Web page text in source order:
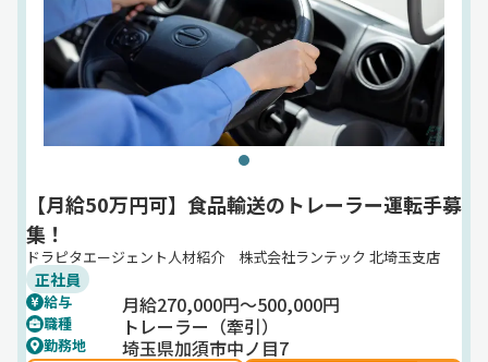
【月給50万円可】食品輸送のトレーラー運転手募
集！
ドラピタエージェント人材紹介 株式会社ランテック 北埼玉支店
正社員
給与 月給270,000円～500,000円
職種 トレーラー（牽引）
勤務地 埼玉県加須市中ノ目7